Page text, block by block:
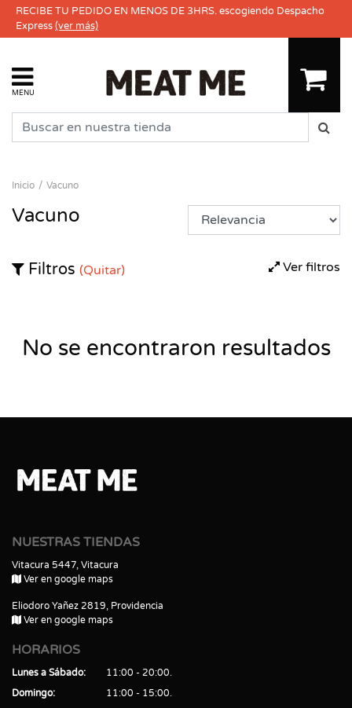
RECIBE TU PEDIDO EN MENOS DE 3HRS. escogiendo Despacho
Express(ver más)
MENU
Inicio Vacuno
Vacuno
Ver filtros
Filtros (Quitar)
No se encontraron resultados
NUESTRAS TIENDAS
Vitacura 5447, Vitacura
Ver en google maps
Eliodoro Yañez 2819, Providencia
Ver en google maps
HORARIOS
Lunes a Sábado
11:00 - 20:00
Domingo
11:00 - 15:00